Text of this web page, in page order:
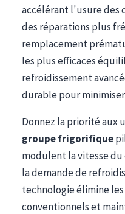
accélérant l'usure des
des réparations plus
remplacement
les plus efficaces
refroidissement
durable pour
Donnez la priorité aux
groupe frigorifique
modulent la vitesse
la demande de
technologie élimine
conventionnels et